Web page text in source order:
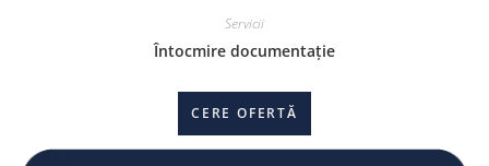
Servicii
Întocmire documentație
CERE OFERTĂ